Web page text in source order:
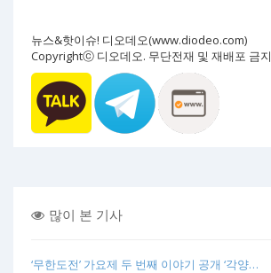
뉴스&핫이슈! 디오데오(www.diodeo.com)
Copyrightⓒ 디오데오. 무단전재 및 재배포 금지
많이 본 기사
‘무한도전’ 가요제 두 번째 이야기 공개 ‘각양…